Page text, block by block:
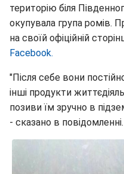
територію біля
окупувала група ромів.
на своїй офіційній
Facebook.
"Після себе вони
інші продукти
позиви їм зручно в
- сказано в повідомленні.